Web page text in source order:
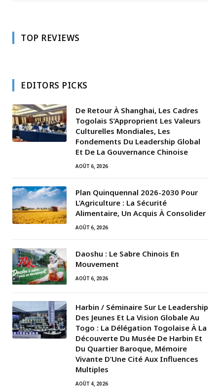
TOP REVIEWS
EDITORS PICKS
De Retour À Shanghai, Les Cadres
Togolais S’Approprient Les Valeurs
Culturelles Mondiales, Les
Fondements Du Leadership Global
Et De La Gouvernance Chinoise
AOÛT 6, 2026
Plan Quinquennal 2026-2030 Pour
L’Agriculture : La Sécurité
Alimentaire, Un Acquis À Consolider
AOÛT 6, 2026
Daoshu : Le Sabre Chinois En
Mouvement
AOÛT 6, 2026
Harbin / Séminaire Sur Le Leadership
Des Jeunes Et La Vision Globale Au
Togo : La Délégation Togolaise À La
Découverte Du Musée De Harbin Et
Du Quartier Baroque, Mémoire
Vivante D’Une Cité Aux Influences
Multiples
AOÛT 4, 2026